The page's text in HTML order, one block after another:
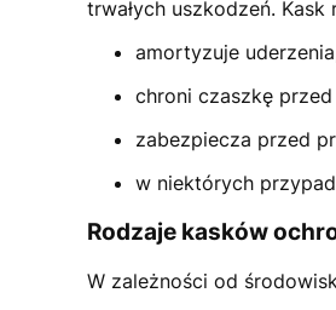
trwałych uszkodzeń.
amortyzuje
chroni czaszkę
zabezpiecza przed
w niektórych
Rodzaje kasków
W zależności od